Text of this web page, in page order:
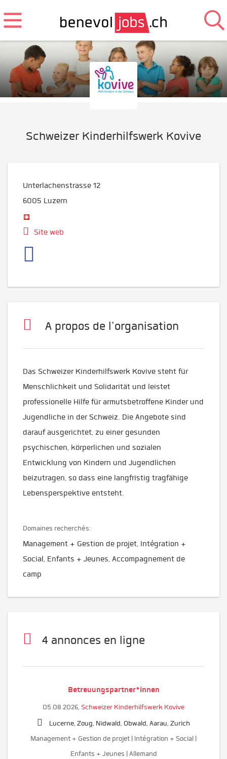
Schweizer Kinderhilfswerk Kovive
Unterlachenstrasse 12
6005 Luzern
Site web
A propos de l'organisation
Das Schweizer Kinderhilfswerk Kovive steht für
Menschlichkeit und Solidarität und leistet
professionelle Hilfe für armutsbetroffene Kinder und
Jugendliche in der Schweiz. Die Angebote sind
darauf ausgerichtet, zu einer gesunden
psychischen, körperlichen und sozialen
Entwicklung von Kindern und Jugendlichen
beizutragen, so dass eine langfristig tragfähige
Lebensperspektive entsteht.
Domaines recherchés:
Management + Gestion de projet, Intégration +
Social, Enfants + Jeunes, Accompagnement de
camp
4 annonces en ligne
Betreuungspartner*innen
05.08.2026, Schweizer Kinderhilfswerk Kovive
Lucerne, Zoug, Nidwald, Obwald, Aarau, Zurich
Management + Gestion de projet | Intégration + Social |
Enfants + Jeunes | Allemand